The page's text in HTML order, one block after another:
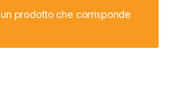
prodotto che corrisponde